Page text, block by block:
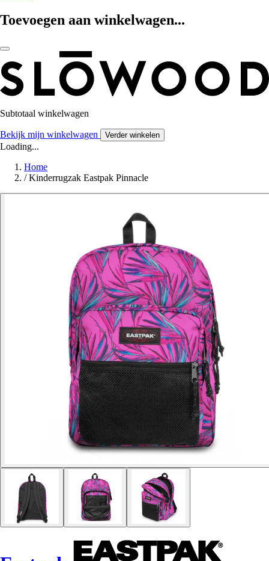
Toevoegen aan winkelwagen...
Subtotaal winkelwagen
Bekijk mijn winkelwagen Verder winkelen
Loading...
Home
/ Kinderrugzak Eastpak Pinnacle